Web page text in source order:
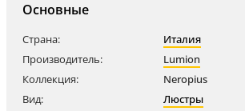
Основные
Страна:
Италия
Производитель:
Lumion
Коллекция:
Neropius
Вид:
Люстры